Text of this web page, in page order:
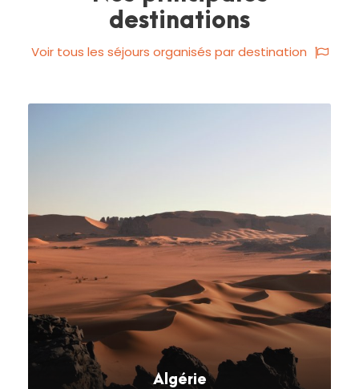
destinations
Voir tous les séjours organisés par destination
Algérie